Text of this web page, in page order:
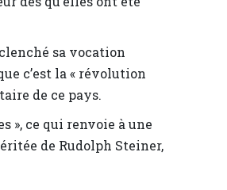
sa vocation
c’est la « révolution
de ce pays.
», ce qui renvoie à une
de Rudolph Steiner,